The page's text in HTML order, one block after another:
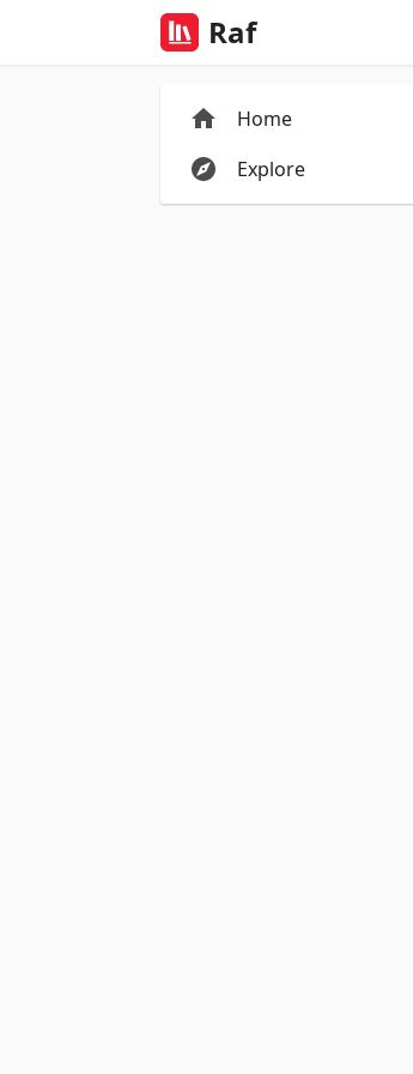
Raf
Home
Explore